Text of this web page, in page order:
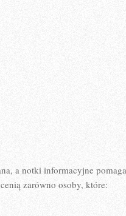
a notki informacyjne
zarówno osoby, które: